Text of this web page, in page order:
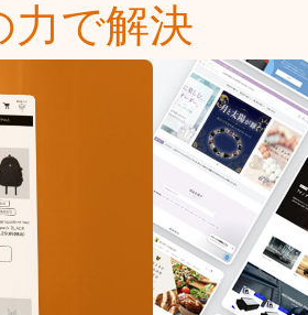
力で解決